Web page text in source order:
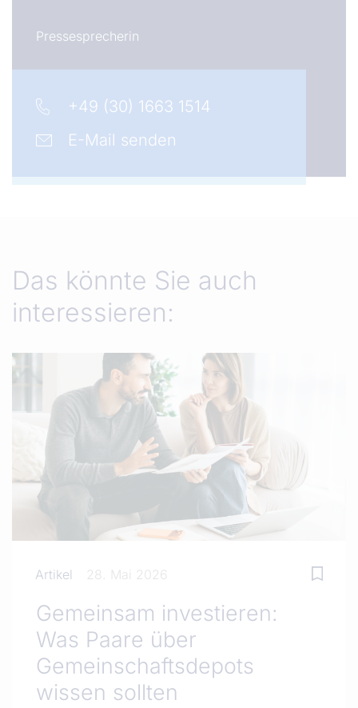
Pressesprecherin
+49 (30) 1663 1514
E-Mail senden
Das könnte Sie auch
interessieren:
Artikel 28. Mai 2026
Gemeinsam investieren:
Was Paare über
Gemeinschaftsdepots
wissen sollten